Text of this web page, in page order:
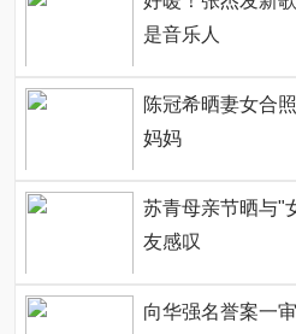
是音乐人
陈冠希晒妻女合
妈妈
苏青母亲节晒与"
友感叹
向华强名誉案一